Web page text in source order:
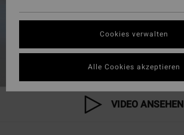
VIDEO ANSEHEN
Cookies verwalten
Alle Cookies akzeptieren